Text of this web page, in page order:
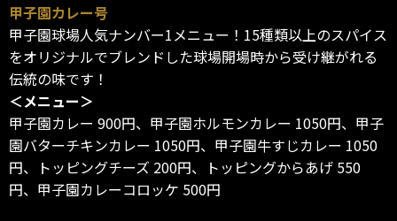
甲子園カレー号
甲子園球場人気ナンバー1メニュー！15種類以上のスパイス
をオリジナルでブレンドした球場開場時から受け継がれる
伝統の味です！
＜メニュー＞
甲子園カレー 900円、甲子園ホルモンカレー 1050円、甲子
園バターチキンカレー 1050円、甲子園牛すじカレー 1050
円、トッピングチーズ 200円、トッピングからあげ 550
円、甲子園カレーコロッケ 500円